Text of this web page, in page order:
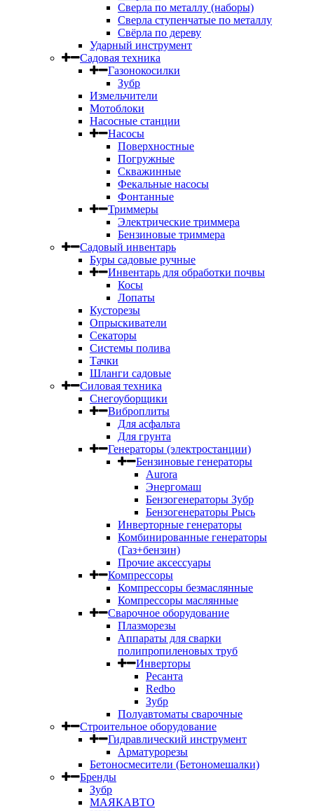
Сверла по металлу (наборы)
Сверла ступенчатые по металлу
Свёрла по дереву
Ударный инструмент
Садовая техника
Газонокосилки
Зубр
Измельчители
Мотоблоки
Насосные станции
Насосы
Поверхностные
Погружные
Скважинные
Фекальные насосы
Фонтанные
Триммеры
Электрические триммера
Бензиновые триммера
Садовый инвентарь
Буры садовые ручные
Инвентарь для обработки почвы
Косы
Лопаты
Кусторезы
Опрыскиватели
Секаторы
Системы полива
Тачки
Шланги садовые
Силовая техника
Снегоуборщики
Виброплиты
Для асфальта
Для грунта
Генераторы (электростанции)
Бензиновые генераторы
Aurora
Энергомаш
Бензогенераторы Зубр
Бензогенераторы Рысь
Инверторные генераторы
Комбинированные генераторы
(Газ+бензин)
Прочие аксессуары
Компрессоры
Компрессоры безмаслянные
Компрессоры маслянные
Сварочное оборудование
Плазморезы
Аппараты для сварки
полипропиленовых труб
Инверторы
Ресанта
Redbo
Зубр
Полуавтоматы сварочные
Строительное оборудование
Гидравлический инструмент
Арматурорезы
Бетоносмесители (Бетономешалки)
Бренды
Зубр
МАЯКАВТО